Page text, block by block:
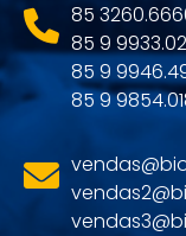
85
85 9
85 9
85 9